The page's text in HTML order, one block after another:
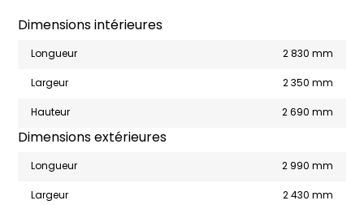
Dimensions intérieures
Longueur
2 830 mm
Largeur
2 350 mm
Hauteur
2 690 mm
Dimensions extérieures
Longueur
2 990 mm
Largeur
2 430 mm